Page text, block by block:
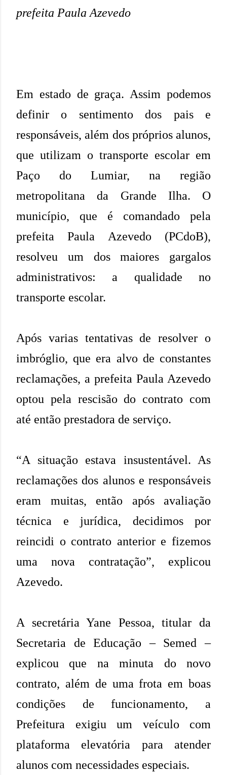
prefeita Paula Azevedo
Em estado de graça. Assim podemos
definir o sentimento dos pais e
responsáveis, além dos próprios alunos,
que utilizam o transporte escolar em
Paço do Lumiar, na região
metropolitana da Grande Ilha. O
município, que é comandado pela
prefeita Paula Azevedo (PCdoB),
resolveu um dos maiores gargalos
administrativos: a qualidade no
transporte escolar.
Após varias tentativas de resolver o
imbróglio, que era alvo de constantes
reclamações, a prefeita Paula Azevedo
optou pela rescisão do contrato com
até então prestadora de serviço.
“A situação estava insustentável. As
reclamações dos alunos e responsáveis
eram muitas, então após avaliação
técnica e jurídica, decidimos por
reincidi o contrato anterior e fizemos
uma nova contratação”, explicou
Azevedo.
A secretária Yane Pessoa, titular da
Secretaria de Educação – Semed –
explicou que na minuta do novo
contrato, além de uma frota em boas
condições de funcionamento, a
Prefeitura exigiu um veículo com
plataforma elevatória para atender
alunos com necessidades especiais.